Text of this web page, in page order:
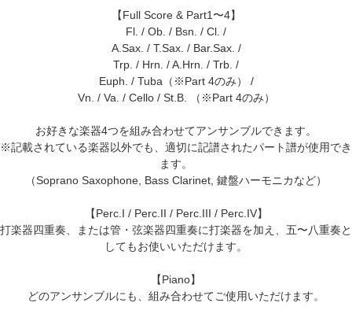
【Full Score & Part1〜4】
Fl. / Ob. / Bsn. / Cl. /
A.Sax. / T.Sax. / Bar.Sax. /
Trp. / Hrn. / A.Hrn. / Trb. /
Euph. / Tuba（※Part 4のみ） /
Vn. / Va. / Cello / St.B. （※Part 4のみ）
お好きな楽器4つを組み合わせてアンサンブルできます。
※記載されている楽器以外でも、適切に記譜されたパート譜が使用でき
ます。
（Soprano Saxophone, Bass Clarinet, 鍵盤ハーモニカなど）
【Perc.I / Perc.II / Perc.III / Perc.IV】
打楽器四重奏、または管・弦楽器四重奏に打楽器を加え、五〜八重奏と
してもお使いいただけます。
【Piano】
どのアンサンブルにも、組み合わせてご使用いただけます。